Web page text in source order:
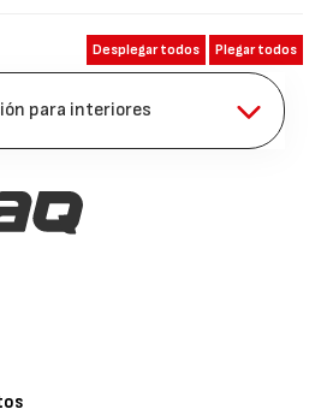
Desplegar todos Plegar todos
para interiores